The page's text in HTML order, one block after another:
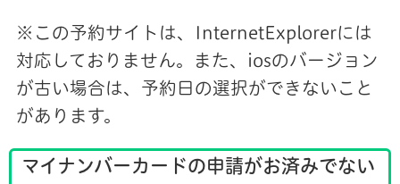
※この予約サイトは、InternetExplorerには
対応しておりません。また、iosのバージョン
が古い場合は、予約日の選択ができないこと
があります。
マイナンバーカードの申請がお済みでない